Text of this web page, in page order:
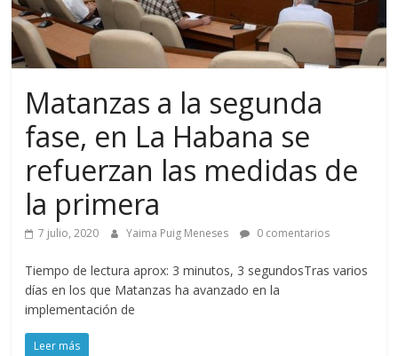
Matanzas a la segunda
fase, en La Habana se
refuerzan las medidas de
la primera
7 julio, 2020 Yaima Puig Meneses 0 comentarios
Tiempo de lectura aprox: 3 minutos, 3 segundosTras varios
días en los que Matanzas ha avanzado en la
implementación de
Leer más